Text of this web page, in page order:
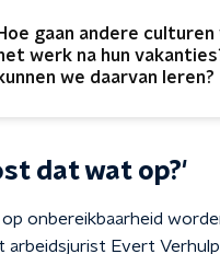
gaan andere culturen
werk na hun
we daarvan leren?
dat wat op?'
onbereikbaarheid
arbeidsjurist Evert